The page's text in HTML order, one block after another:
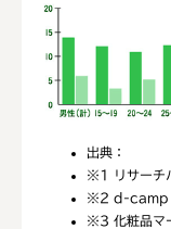
出典：
※1
リサー
※2 d-camp
※3 化粧品